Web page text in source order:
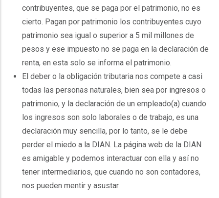
contribuyentes, que se paga por el patrimonio, no es
cierto. Pagan por patrimonio los contribuyentes cuyo
patrimonio sea igual o superior a 5 mil millones de
pesos y ese impuesto no se paga en la declaración de
renta, en esta solo se informa el patrimonio.
El deber o la obligación tributaria nos compete a casi
todas las personas naturales, bien sea por ingresos o
patrimonio, y la declaración de un empleado(a) cuando
los ingresos son solo laborales o de trabajo, es una
declaración muy sencilla, por lo tanto, se le debe
perder el miedo a la DIAN. La página web de la DIAN
es amigable y podemos interactuar con ella y así no
tener intermediarios, que cuando no son contadores,
nos pueden mentir y asustar.